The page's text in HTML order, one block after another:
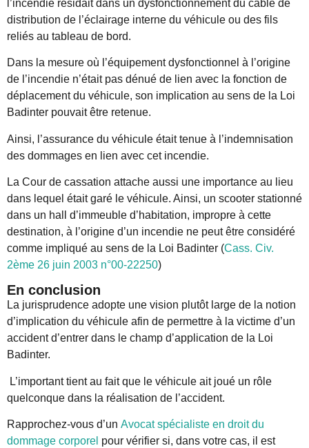
l’incendie résidait dans un dysfonctionnement du câble de
distribution de l’éclairage interne du véhicule ou des fils
reliés au tableau de bord.
Dans la mesure où l’équipement dysfonctionnel à l’origine
de l’incendie n’était pas dénué de lien avec la fonction de
déplacement du véhicule, son implication au sens de la Loi
Badinter pouvait être retenue.
Ainsi, l’assurance du véhicule était tenue à l’indemnisation
des dommages en lien avec cet incendie.
La Cour de cassation attache aussi une importance au lieu
dans lequel était garé le véhicule. Ainsi, un scooter stationné
dans un hall d’immeuble d’habitation, impropre à cette
destination, à l’origine d’un incendie ne peut être considéré
comme impliqué au sens de la Loi Badinter (Cass. Civ.
2ème 26 juin 2003 n°00-22250)
En conclusion
La jurisprudence adopte une vision plutôt large de la notion
d’implication du véhicule afin de permettre à la victime d’un
accident d’entrer dans le champ d’application de la Loi
Badinter.
L’important tient au fait que le véhicule ait joué un rôle
quelconque dans la réalisation de l’accident.
Rapprochez-vous d’un Avocat spécialiste en droit du
dommage corporel pour vérifier si, dans votre cas, il est